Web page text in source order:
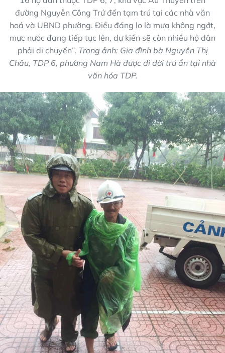
đường Nguyễn Công Trứ đến tạm trú tại các nhà văn
hoá và UBND phường. Điều đáng lo là mưa không ngớt,
mực nước đang tiếp tục lên, dự kiến sẽ còn nhiều hộ dân
phải di chuyển”. Trong ảnh: Gia đình bà Nguyễn Thị
Châu, TDP 6, phường Nam Hà được di dời trú ẩn tại nhà
văn hóa TDP.